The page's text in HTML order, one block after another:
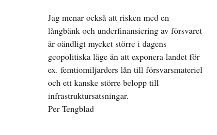
Jag menar också att risken med en
långbänk och underfinansiering av försvaret
är oändligt mycket större i dagens
geopolitiska läge än att exponera landet för
ex. femtiomiljarders lån till försvarsmateriel
och ett kanske större belopp till
infrastruktursatsningar.
Per Tengblad